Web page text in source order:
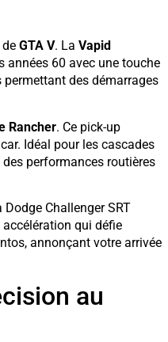
GTA V. La Vapid
années 60 avec une touche
des démarrages
Rancher. Ce pick-up
Idéal pour les cascades
performances routières
Challenger SRT
qui défie
annonçant votre arrivée
au